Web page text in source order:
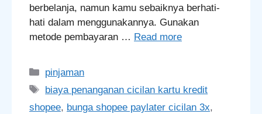
berbelanja, namun kamu sebaiknya berhati-
hati dalam menggunakannya. Gunakan
metode pembayaran … Read more
Categories
pinjaman
Tags
biaya penanganan cicilan kartu kredit
shopee, bunga shopee paylater cicilan 3x,